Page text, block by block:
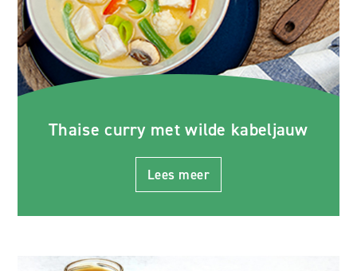
Thaise curry met wilde kabeljauw
Lees meer